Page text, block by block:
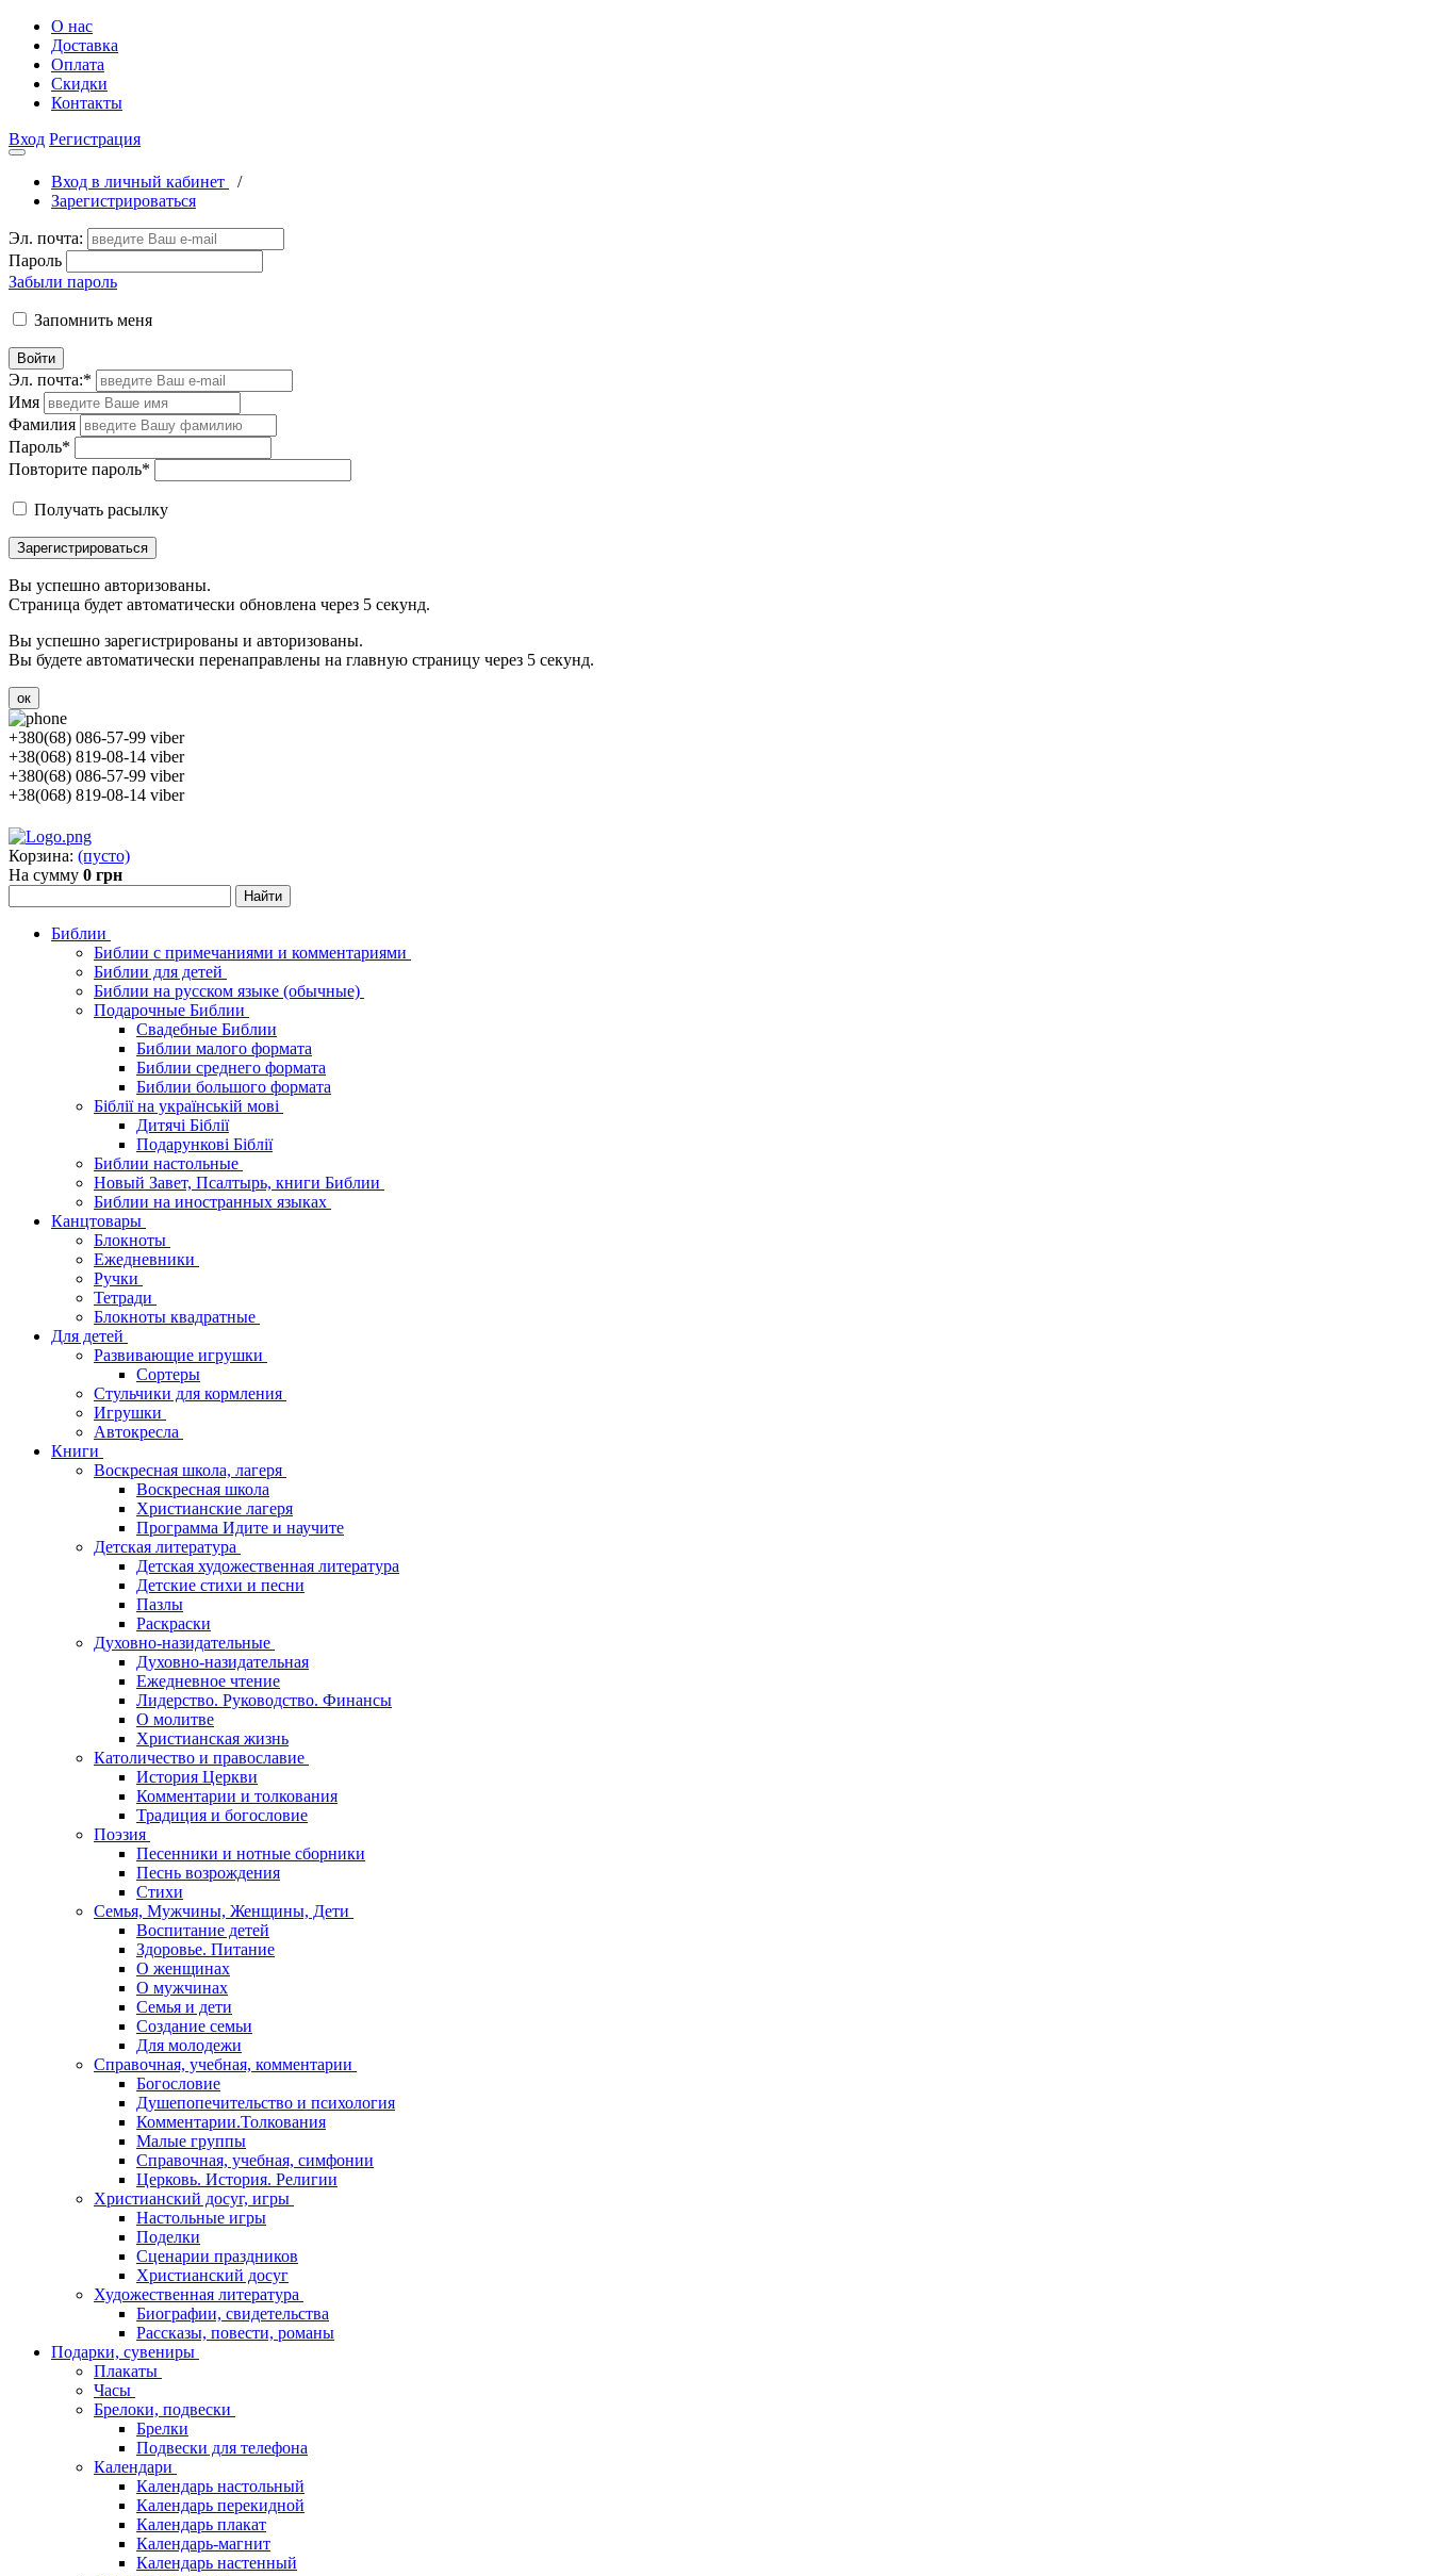
О нас
Доставка
Оплата
Скидки
Контакты
Вход Регистрация
Вход в личный кабинет
/
Зарегистрироваться
Эл. почта:
Пароль
Забыли пароль
Запомнить меня
Войти
Эл. почта:*
Имя
Фамилия
Пароль*
Повторите пароль*
Получать расылку
Зарегистрироваться
Вы успешно авторизованы.
Страница будет автоматически обновлена через 5 секунд.
Вы успешно зарегистрированы и авторизованы.
Вы будете автоматически перенаправлены на главную страницу через 5 секунд.
ок
+380(68) 086-57-99 viber
+38(068) 819-08-14 viber
+380(68) 086-57-99 viber
+38(068) 819-08-14 viber
Корзина: (пусто)
На сумму 0 грн
Библии
Библии с примечаниями и комментариями
Библии для детей
Библии на русском языке (обычные)
Подарочные Библии
Свадебные Библии
Библии малого формата
Библии среднего формата
Библии большого формата
Біблії на українській мові
Дитячі Біблії
Подарункові Біблії
Библии настольные
Новый Завет, Псалтырь, книги Библии
Библии на иностранных языках
Канцтовары
Блокноты
Ежедневники
Ручки
Тетради
Блокноты квадратные
Для детей
Развивающие игрушки
Сортеры
Стульчики для кормления
Игрушки
Автокресла
Книги
Воскресная школа, лагеря
Воскресная школа
Христианские лагеря
Программа Идите и научите
Детская литература
Детская художественная литература
Детские стихи и песни
Пазлы
Раскраски
Духовно-назидательные
Духовно-назидательная
Ежедневное чтение
Лидерство. Руководство. Финансы
О молитве
Христианская жизнь
Католичество и православие
История Церкви
Комментарии и толкования
Традиция и богословие
Поэзия
Песенники и нотные сборники
Песнь возрождения
Стихи
Семья, Мужчины, Женщины, Дети
Воспитание детей
Здоровье. Питание
О женщинах
О мужчинах
Семья и дети
Создание семьи
Для молодежи
Справочная, учебная, комментарии
Богословие
Душепопечительство и психология
Комментарии.Толкования
Малые группы
Справочная, учебная, симфонии
Церковь. История. Религии
Христианский досуг, игры
Настольные игры
Поделки
Сценарии праздников
Христианский досуг
Художественная литература
Биографии, свидетельства
Рассказы, повести, романы
Подарки, сувениры
Плакаты
Часы
Брелоки, подвески
Брелки
Подвески для телефона
Календари
Календарь настольный
Календарь перекидной
Календарь плакат
Календарь-магнит
Календарь настенный